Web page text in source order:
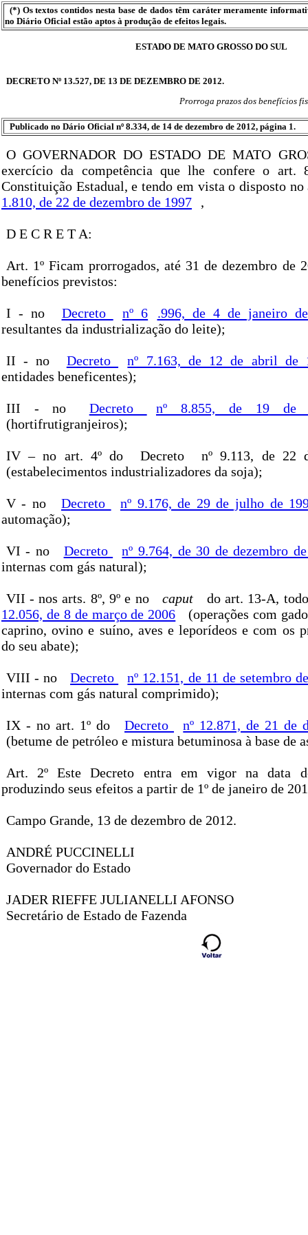
(*) Os textos contidos nesta base de dados têm caráter meramente
no Diário Oficial estão aptos à produção de efeitos legais.
ESTADO DE MATO GROSSO DO SUL
DECRETO Nº 13.527, DE 13 DE DEZEMBRO DE 2012.
Prorroga prazos dos benefícios
Publicado no Dário Oficial nº 8.334, de 14 de dezembro de 2012, página 1.
O GOVERNADOR DO ESTADO DE MATO
exercício da competência que lhe confere o
Constituição Estadual, e tendo em vista o disposto
1.810, de 22 de dezembro de 1997
,
D E C R E T A:
Art. 1º Ficam prorrogados, até 31 de dezembro de
benefícios previstos:
I - no Decreto nº 6
.996, de 4 de janeiro
resultantes da industrialização do leite);
II - no Decreto
nº 7.163, de 12 de abril de
entidades beneficentes);
III - no Decreto
nº 8.855, de 19 de
(hortifrutigranjeiros);
IV – no art. 4º do Decreto
nº 9.113, de 22
(estabelecimentos industrializadores da soja);
V - no Decreto
nº 9.176, de 29 de julho de
automação);
VI - no Decreto
nº 9.764, de 30 de dezembro
internas com gás natural);
VII - nos arts. 8º, 9º e no caput
do art. 13-A,
12.056, de 8 de março de 2006
(operações com
caprino, ovino e suíno, aves e leporídeos e com os
do seu abate);
VIII - no Decreto
nº 12.151, de 11 de setembro
internas com gás natural comprimido);
IX - no art. 1º do Decreto
nº 12.871, de 21 de
(betume de petróleo e mistura betuminosa à base de
Art. 2º Este Decreto entra em vigor na data
produzindo seus efeitos a partir de 1º de janeiro de
Campo Grande, 13 de dezembro de 2012.
ANDRÉ PUCCINELLI
Governador do Estado
JADER RIEFFE JULIANELLI AFONSO
Secretário de Estado de Fazenda